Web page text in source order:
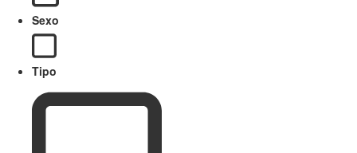
Sexo
Tipo